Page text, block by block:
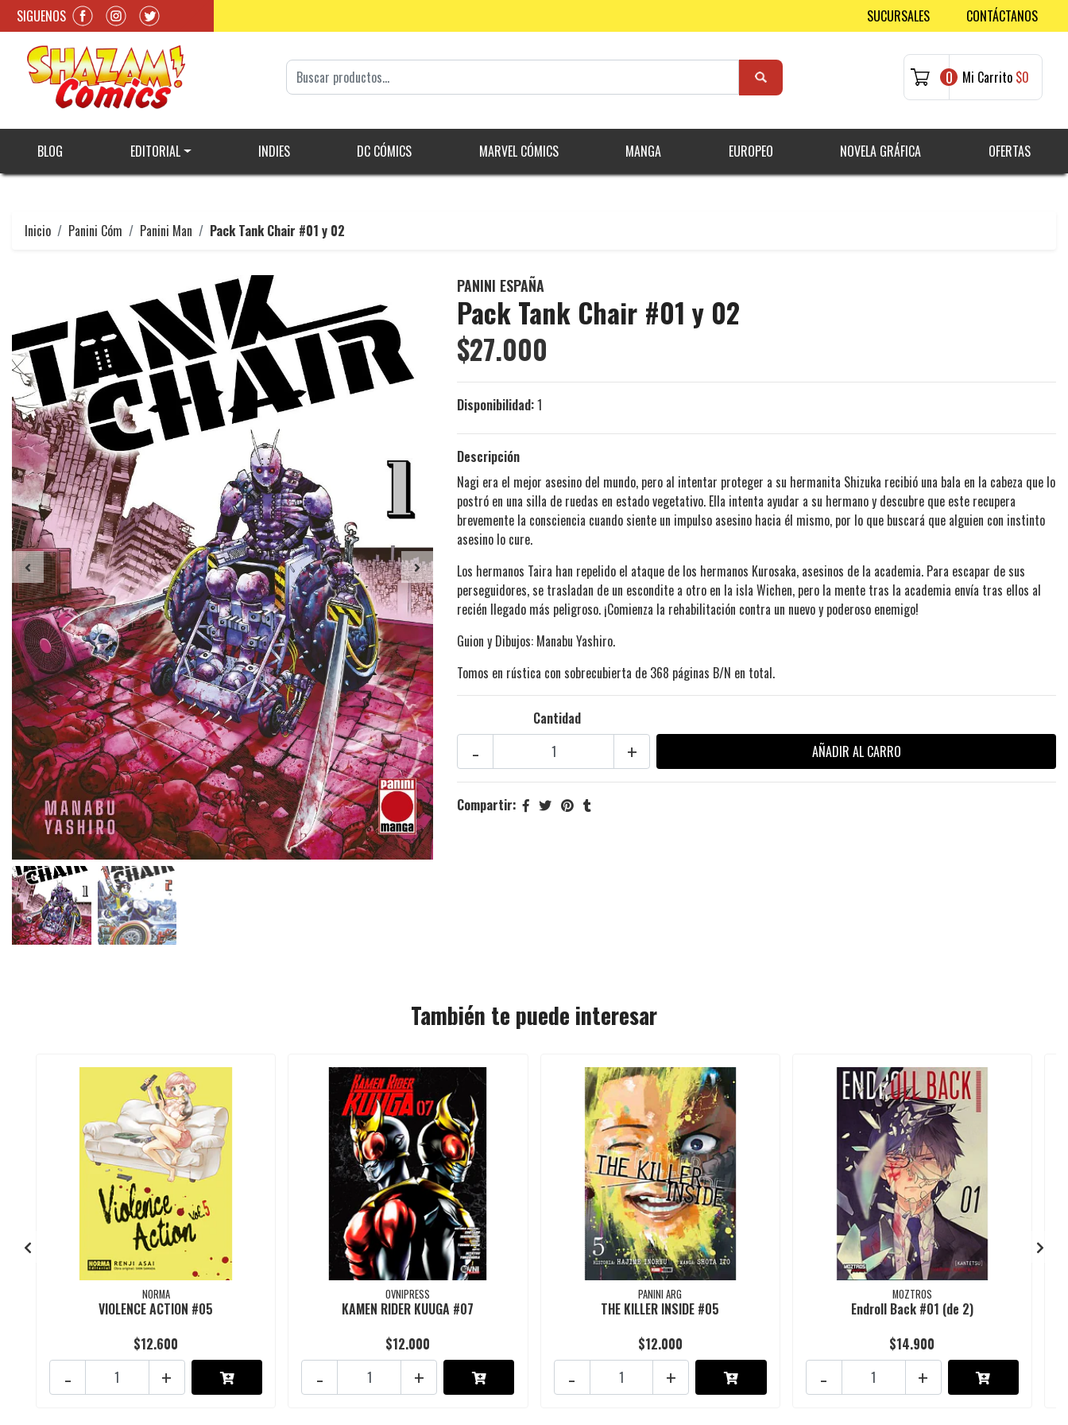
SIGUENOS SUCURSALES CONTÁCTANOS
0 Mi Carrito $0
BLOG EDITORIAL INDIES DC CÓMICS MARVEL CÓMICS MANGA EUROPEO NOVELA GRÁFICA OFERTAS
Inicio Panini Cóm Panini Man Pack Tank Chair #01 y 02
PANINI ESPAÑA
Pack Tank Chair #01 y 02
$27.000
Disponibilidad:1
Descripción
Nagi era el mejor asesino del mundo, pero al intentar proteger a su hermanita Shizuka recibió una bala en la cabeza que lo
postró en una silla de ruedas en estado vegetativo. Ella intenta ayudar a su hermano y descubre que este recupera
brevemente la consciencia cuando siente un impulso asesino hacia él mismo, por lo que buscará que alguien con instinto
asesino lo cure.
Los hermanos Taira han repelido el ataque de los hermanos Kurosaka, asesinos de la academia. Para escapar de sus
perseguidores, se trasladan de un escondite a otro en la isla Wichen, pero la mente tras la academia envía tras ellos al
recién llegado más peligroso. ¡Comienza la rehabilitación contra un nuevo y poderoso enemigo!
Guion y Dibujos: Manabu Yashiro.
Tomos en rústica con sobrecubierta de 368 páginas B/N en total.
Cantidad
+
-
Compartir:
También te puede interesar
NORMA
VIOLENCE ACTION #05
$12.600
+
-
OVNIPRESS
KAMEN RIDER KUUGA #07
$12.000
+
-
PANINI ARG
THE KILLER INSIDE #05
$12.000
+
-
MOZTROS
Endroll Back #01 (de 2)
$14.900
+
-